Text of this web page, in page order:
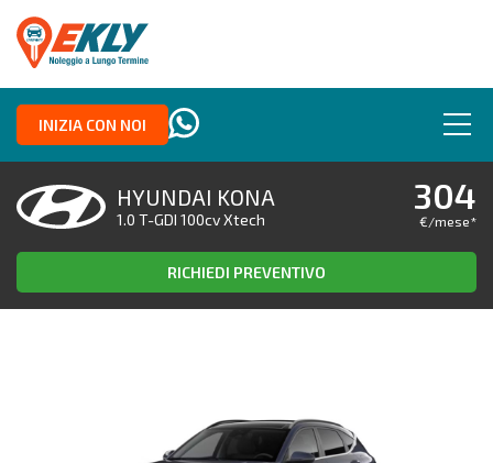
INIZIA CON NOI
HYUNDAI KONA
1.0 T-GDI 100cv Xtech
304
€/mese*
RICHIEDI PREVENTIVO